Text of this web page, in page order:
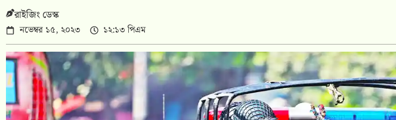
রাইজিং ডেস্ক
নভেম্বর ১৫, ২০২৩ ১২:১৩ পিএম